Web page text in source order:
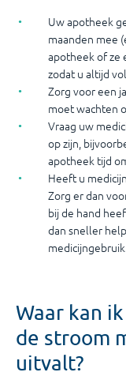
Uw apotheek
maanden mee
apotheek of ze
zodat u altijd
Zorg voor een
moet wachten
Vraag uw
op zijn,
apotheek tijd
Heeft u
Zorg er dan
bij de hand
dan sneller
Waar kan
de stroom
uitvalt?